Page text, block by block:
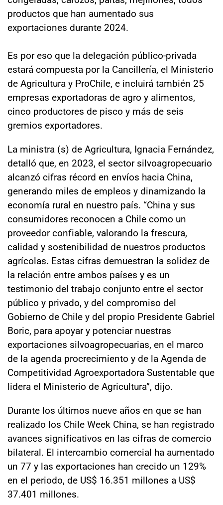
productos que han aumentado sus
exportaciones durante 2024.
Es por eso que la delegación público-privada
estará compuesta por la Cancillería, el Ministerio
de Agricultura y ProChile, e incluirá también 25
empresas exportadoras de agro y alimentos,
cinco productores de pisco y más de seis
gremios exportadores.
La ministra (s) de Agricultura, Ignacia Fernández,
detalló que, en 2023, el sector silvoagropecuario
alcanzó cifras récord en envíos hacia China,
generando miles de empleos y dinamizando la
economía rural en nuestro país. “China y sus
consumidores reconocen a Chile como un
proveedor confiable, valorando la frescura,
calidad y sostenibilidad de nuestros productos
agrícolas. Estas cifras demuestran la solidez de
la relación entre ambos países y es un
testimonio del trabajo conjunto entre el sector
público y privado, y del compromiso del
Gobierno de Chile y del propio Presidente Gabriel
Boric, para apoyar y potenciar nuestras
exportaciones silvoagropecuarias, en el marco
de la agenda procrecimiento y de la Agenda de
Competitividad Agroexportadora Sustentable que
lidera el Ministerio de Agricultura”, dijo.
Durante los últimos nueve años en que se han
realizado los Chile Week China, se han registrado
avances significativos en las cifras de comercio
bilateral. El intercambio comercial ha aumentado
un 77 y las exportaciones han crecido un 129%
en el periodo, de US$ 16.351 millones a US$
37.401 millones.